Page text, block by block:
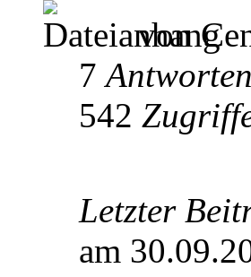
von
7Antworten
542
Letzter
am